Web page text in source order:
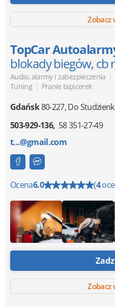
Zobacz
TopCar
blokady biegów, cb
Audio, alarmy i zabezpieczenia |
Tuning | Pranie tapicerek
Gdańsk80-227,Do
503-929-136 58 351-27-49
t...@gmail.com
Ocena6.0 (4
Zobacz